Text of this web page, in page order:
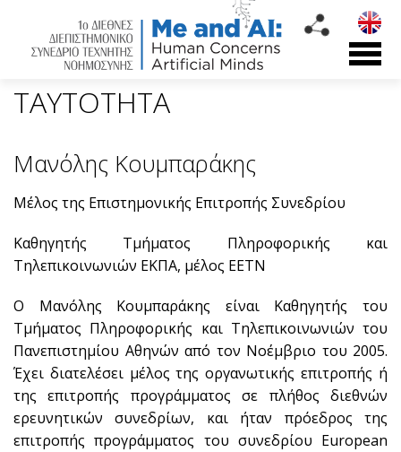
ΤΑΥΤΟΤΗΤΑ
Μανόλης Κουμπαράκης
Μέλος της Επιστημονικής Επιτροπής Συνεδρίου
Καθηγητής Τμήματος Πληροφορικής και
Τηλεπικοινωνιών ΕΚΠΑ, μέλος ΕΕΤΝ
Ο Μανόλης Κουμπαράκης είναι Καθηγητής του
Τμήματος Πληροφορικής και Τηλεπικοινωνιών του
Πανεπιστημίου Αθηνών από τον Νοέμβριο του 2005.
Έχει διατελέσει μέλος της οργανωτικής επιτροπής ή
της επιτροπής προγράμματος σε πλήθος διεθνών
ερευνητικών συνεδρίων, και ήταν πρόεδρος της
επιτροπής προγράμματος του συνεδρίου European